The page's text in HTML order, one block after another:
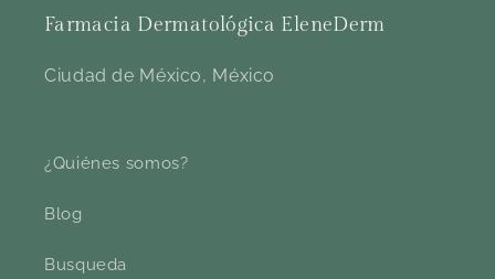
Farmacia Dermatológica EleneDerm
Ciudad de México, México
¿Quiénes somos?
Blog
Busqueda